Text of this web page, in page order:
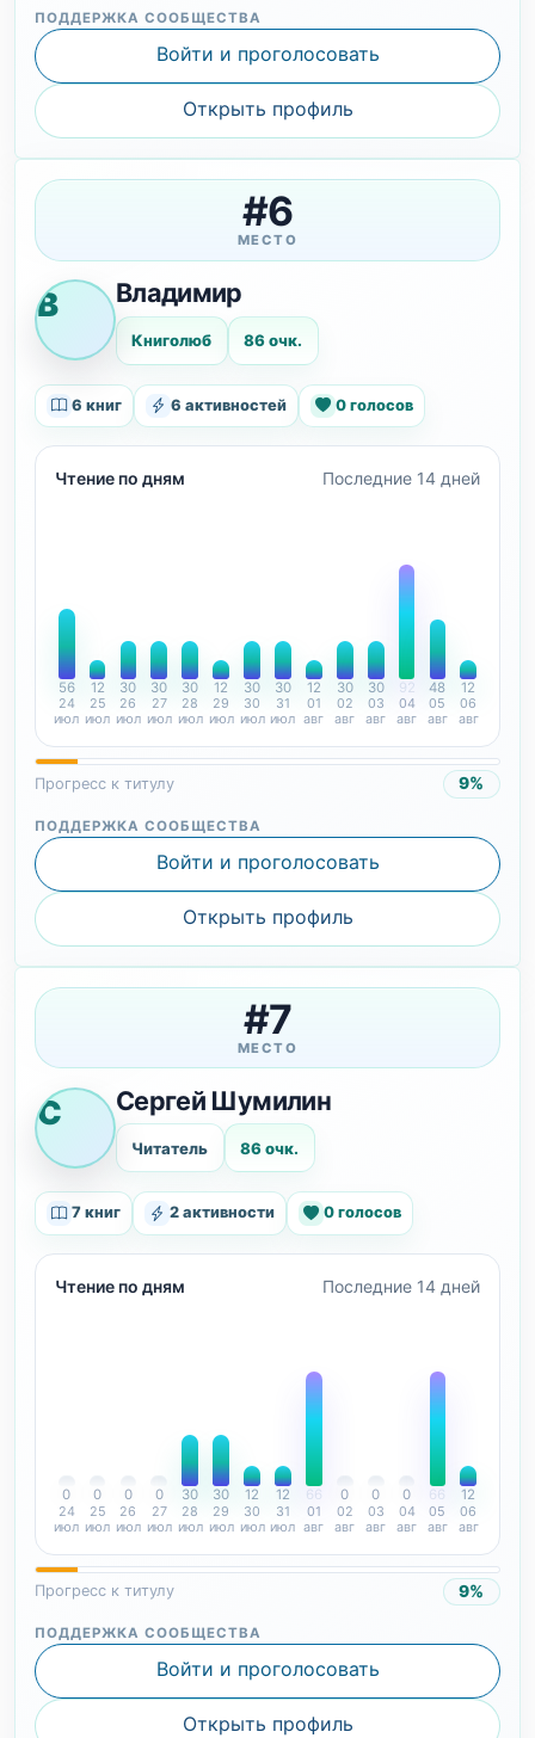
ПОДДЕРЖКА СООБЩЕСТВА
Войти и проголосовать
Открыть профиль
#6
МЕСТО
В Владимир
Книголюб 86 очк.
6 книг 6 активностей 0 голосов
Чтение по дням Последние 14 дней
56
24
июл
12
25
июл
30
26
июл
30
27
июл
30
28
июл
12
29
июл
30
30
июл
30
31
июл
12
01
авг
30
02
авг
30
03
авг
92
04
авг
48
05
авг
12
06
авг
Прогресс к титулу 9%
ПОДДЕРЖКА СООБЩЕСТВА
Войти и проголосовать
Открыть профиль
#7
МЕСТО
С Сергей Шумилин
Читатель 86 очк.
7 книг 2 активности 0 голосов
Чтение по дням Последние 14 дней
0
24
июл
0
25
июл
0
26
июл
0
27
июл
30
28
июл
30
29
июл
12
30
июл
12
31
июл
66
01
авг
0
02
авг
0
03
авг
0
04
авг
66
05
авг
12
06
авг
Прогресс к титулу 9%
ПОДДЕРЖКА СООБЩЕСТВА
Войти и проголосовать
Открыть профиль